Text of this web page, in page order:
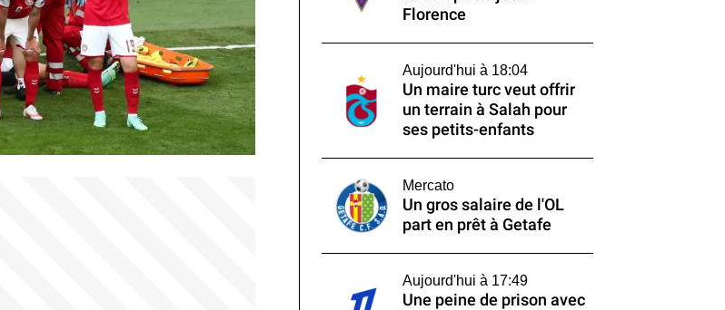
Florence
Aujourd'hui à 18:04
Un maire turc veut offrir
un terrain à Salah pour
ses petits-enfants
Mercato
Un gros salaire de l'OL
part en prêt à Getafe
Aujourd'hui à 17:49
Une peine de prison avec